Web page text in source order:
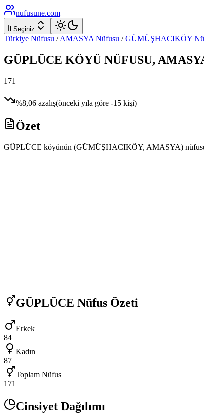
nufusune.com
İl Seçiniz
Türkiye Nüfusu / AMASYA Nüfusu / GÜMÜŞHACIKÖY
GÜPLÜCE KÖYÜ NÜFUSU,
171
%8,06 azalış(önceki yıla göre -15 kişi)
Özet
GÜPLÜCE köyünün (GÜMÜŞHACIKÖY, AMASYA) nüfusu
GÜPLÜCE Nüfus Özeti
Erkek
84
Kadın
87
Toplam Nüfus
171
Cinsiyet Dağılımı